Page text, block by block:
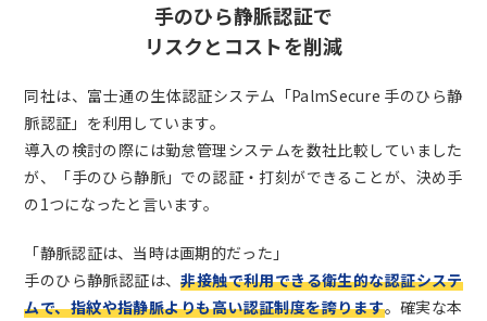
手のひら静脈認証で
リスクとコストを削減
同社は、富士通の生体認証システム「PalmSecure 手のひら静
脈認証」を利用しています。
導入の検討の際には勤怠管理システムを数社比較していました
が、「手のひら静脈」での認証・打刻ができることが、決め手
の1つになったと言います。
「静脈認証は、当時は画期的だった」
手のひら静脈認証は、非接触で利用できる衛生的な認証システ
ムで、指紋や指静脈よりも高い認証制度を誇ります。確実な本